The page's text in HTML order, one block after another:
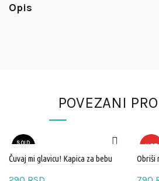
Opis
POVEZANI
SOLD
Čuvaj mi glavicu! Kapica za bebu
HOT
Obriši